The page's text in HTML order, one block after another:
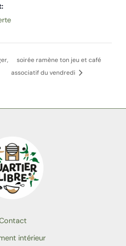
soirée ramène ton jeu et café
associatif du vendredi
intérieur